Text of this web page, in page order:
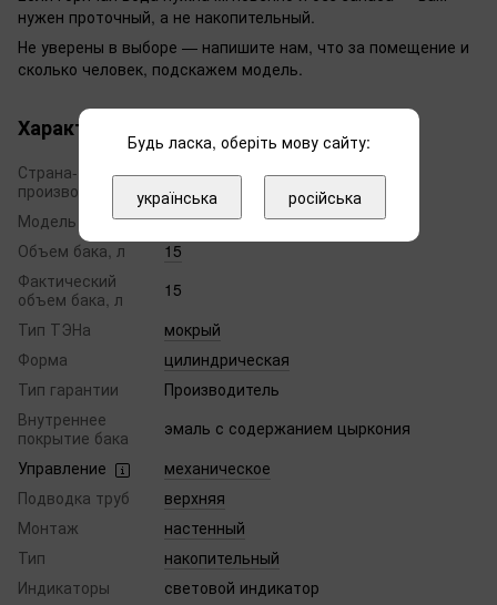
нужен проточный, а не накопительный.
Не уверены в выборе — напишите нам, что за помещение и
сколько человек, подскажем модель.
Характеристики
Страна-
производитель
Украина
Модель
O'PRO Classic
Объем бака, л
15
Фактический
объем бака, л
15
Тип ТЭНа
мокрый
Форма
цилиндрическая
Тип гарантии
Производитель
Внутреннее
покрытие бака
эмаль с содержанием цыркония
Управление
механическое
Подводка труб
верхняя
Монтаж
настенный
Тип
накопительный
Индикаторы
световой индикатор
Будь ласка, оберіть мову сайту:
українська російська